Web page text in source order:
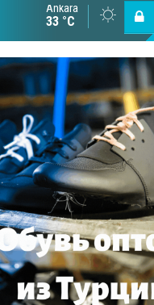
Cottonhill
Ankara
33 °C